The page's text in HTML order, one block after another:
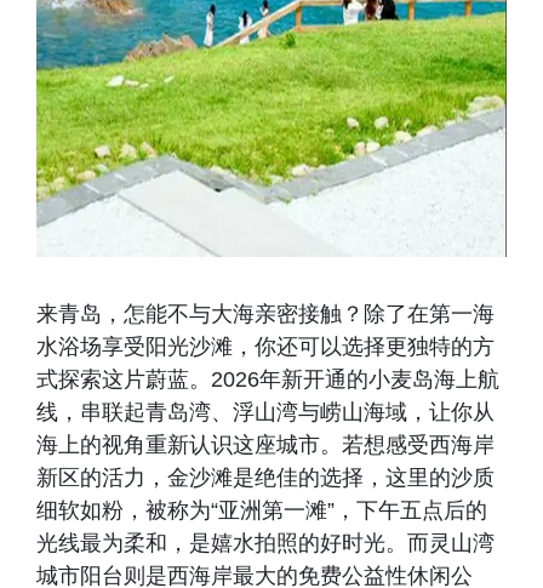
来青岛，怎能不与大海亲密接触？除了在第一海
水浴场享受阳光沙滩，你还可以选择更独特的方
式探索这片蔚蓝。2026年新开通的小麦岛海上航
线，串联起青岛湾、浮山湾与崂山海域，让你从
海上的视角重新认识这座城市。若想感受西海岸
新区的活力，金沙滩是绝佳的选择，这里的沙质
细软如粉，被称为“亚洲第一滩”，下午五点后的
光线最为柔和，是嬉水拍照的好时光。而灵山湾
城市阳台则是西海岸最大的免费公益性休闲公